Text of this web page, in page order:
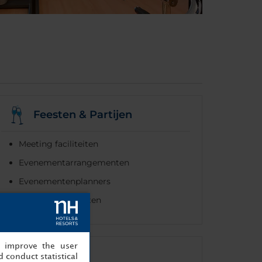
Feesten & Partijen
Meeting faciliteiten
Evenementarrangementen
Evenementenplanners
Huwelijksfaciliteiten
Internet
the user
conduct statistical